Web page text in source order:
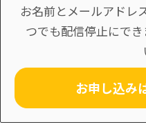
お名前とメールアドレ
つでも配信停止にで
お申し込み